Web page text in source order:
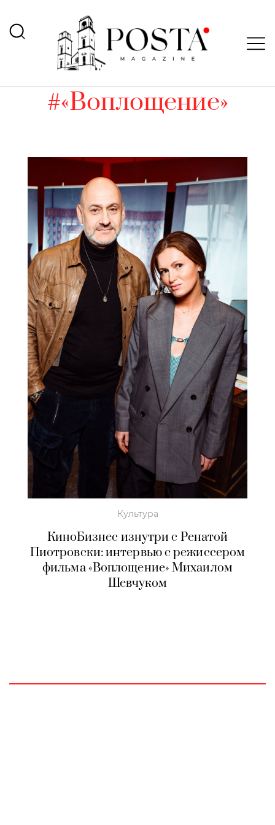
#«Воплощение»
Культура
КиноБизнес изнутри с Ренатой
Пиотровски: интервью с режиссером
фильма «Воплощение» Михаилом
Шевчуком